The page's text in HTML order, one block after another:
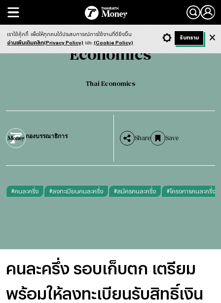
Search
Economics Thai Economics
Economics
Thai Economics
กองบรรณาธิการ Share Save
#คนละครึ่ง #ลงทะเบียนคนละครึ่ง #สมัครคนละครึ่ง #โครงการคนละครึ่ง
คนละครึ่ง รอบเก็บตก เตรียม
พร้อมให้ลงทะเบียนรับสิทธิ์เงิน
- ก + ก Dark ฟังข่าว
เราใช้คุ้กกี้ เพื่อให้ทุกคนได้ประสบการณ์การใช้งานที่ดียิ่งขึ้น
อ่านเพิ่มเติมคลิก(Privacy Policy) และ (Cookie Policy)
รับทราบ